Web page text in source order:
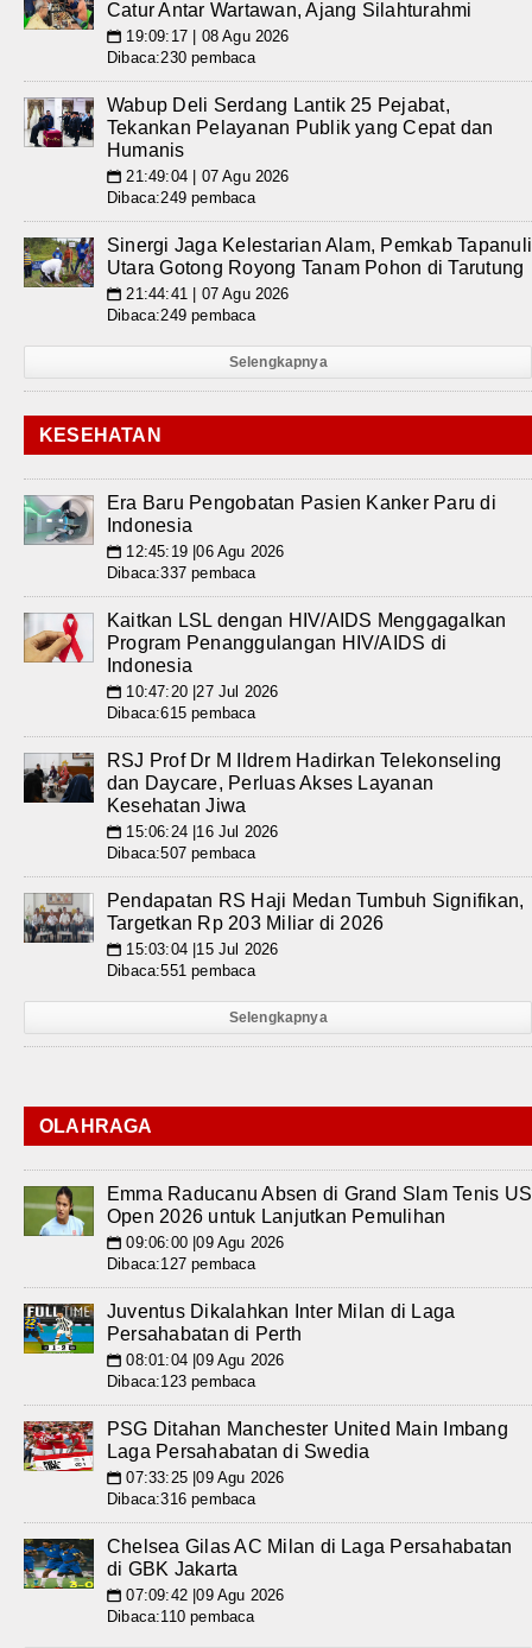
Catur Antar Wartawan, Ajang Silahturahmi
📅 19:09:17 | 08 Agu 2026
Dibaca:230 pembaca
Wabup Deli Serdang Lantik 25 Pejabat,
Tekankan Pelayanan Publik yang Cepat dan
Humanis
📅 21:49:04 | 07 Agu 2026
Dibaca:249 pembaca
Sinergi Jaga Kelestarian Alam, Pemkab Tapanuli
Utara Gotong Royong Tanam Pohon di Tarutung
📅 21:44:41 | 07 Agu 2026
Dibaca:249 pembaca
Selengkapnya
KESEHATAN
Era Baru Pengobatan Pasien Kanker Paru di
Indonesia
📅 12:45:19 |06 Agu 2026
Dibaca:337 pembaca
Kaitkan LSL dengan HIV/AIDS Menggagalkan
Program Penanggulangan HIV/AIDS di
Indonesia
📅 10:47:20 |27 Jul 2026
Dibaca:615 pembaca
RSJ Prof Dr M Ildrem Hadirkan Telekonseling
dan Daycare, Perluas Akses Layanan
Kesehatan Jiwa
📅 15:06:24 |16 Jul 2026
Dibaca:507 pembaca
Pendapatan RS Haji Medan Tumbuh Signifikan,
Targetkan Rp 203 Miliar di 2026
📅 15:03:04 |15 Jul 2026
Dibaca:551 pembaca
Selengkapnya
OLAHRAGA
Emma Raducanu Absen di Grand Slam Tenis US
Open 2026 untuk Lanjutkan Pemulihan
📅 09:06:00 |09 Agu 2026
Dibaca:127 pembaca
Juventus Dikalahkan Inter Milan di Laga
Persahabatan di Perth
📅 08:01:04 |09 Agu 2026
Dibaca:123 pembaca
PSG Ditahan Manchester United Main Imbang
Laga Persahabatan di Swedia
📅 07:33:25 |09 Agu 2026
Dibaca:316 pembaca
Chelsea Gilas AC Milan di Laga Persahabatan
di GBK Jakarta
📅 07:09:42 |09 Agu 2026
Dibaca:110 pembaca